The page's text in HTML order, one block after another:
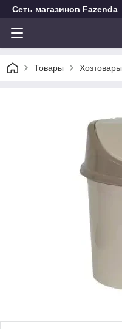
Сеть магазинов Fazenda
Товары Хозтовары